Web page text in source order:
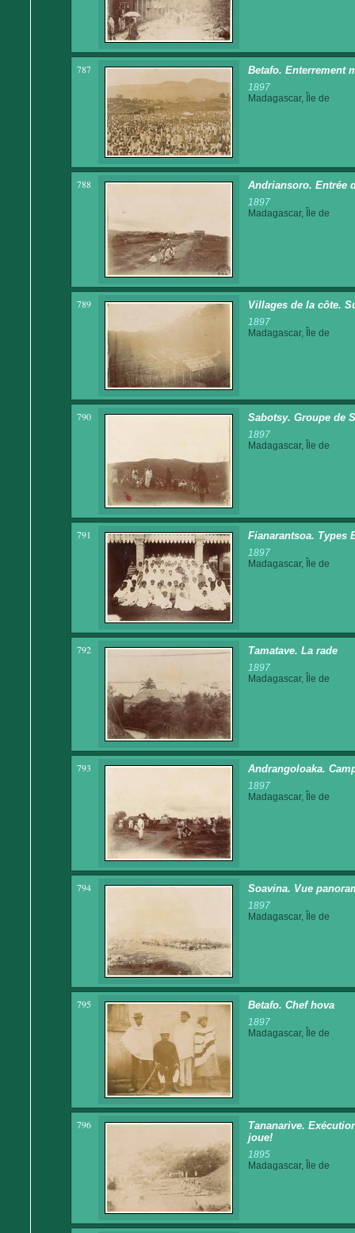
787 Betafo. Enterrement
1897
Madagascar, Île de
788 Andriansoro. Entrée
1897
Madagascar, Île de
789 Villages de la côte.
1897
Madagascar, Île de
790 Sabotsy. Groupe de
1897
Madagascar, Île de
791 Fianarantsoa. Types
1897
Madagascar, Île de
792 Tamatave. La rade
1897
Madagascar, Île de
793 Andrangoloaka.
1897
Madagascar, Île de
794 Soavina. Vue
1897
Madagascar, Île de
795 Betafo. Chef hova
1897
Madagascar, Île de
796
Tananarive.
joue!
1895
Madagascar, Île de